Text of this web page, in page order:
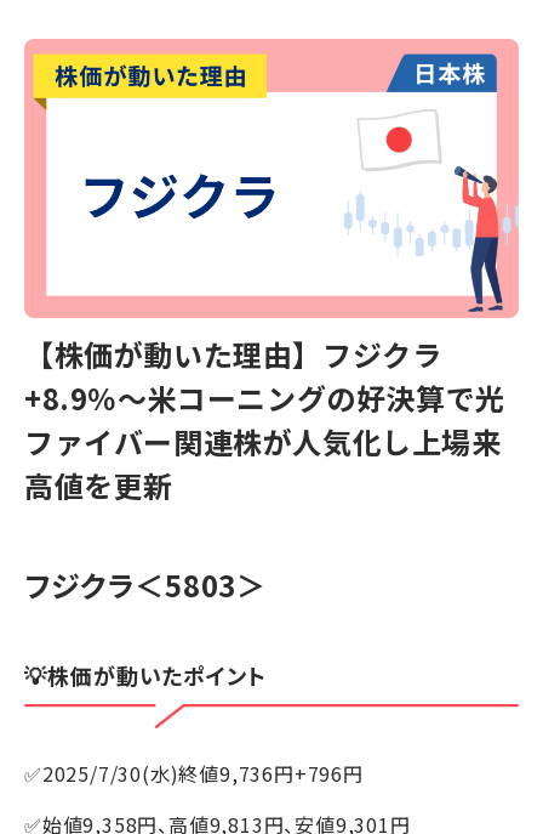
【株価が動いた理由】フジクラ
+8.9％～米コーニングの好決算で光
ファイバー関連株が人気化し上場来
高値を更新
フジクラ＜5803＞
💡株価が動いたポイント
✅2025/7/30(水)終値9,736円+796円
✅始値9,358円、高値9,813円、安値9,301円